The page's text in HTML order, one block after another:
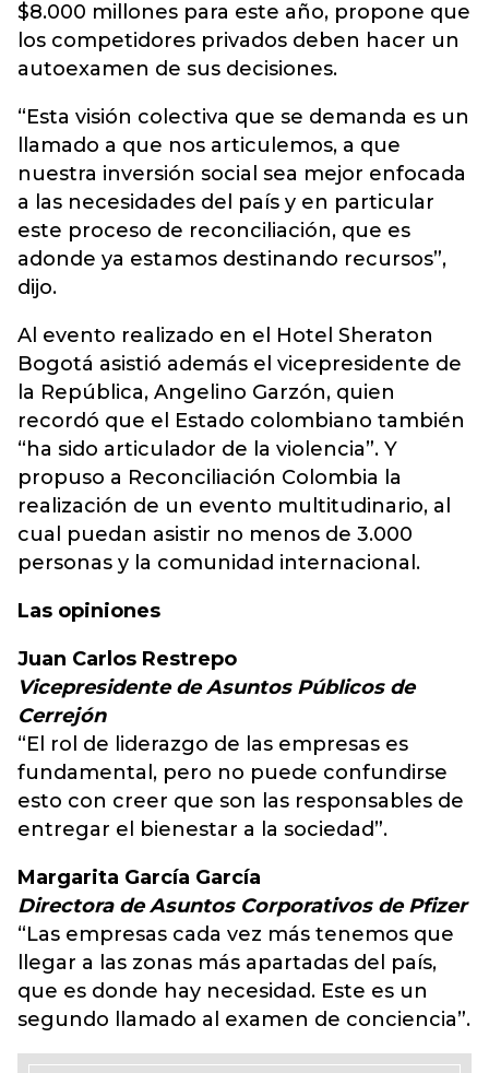
$8.000 millones para este año, propone que
los competidores privados deben hacer un
autoexamen de sus decisiones.
“Esta visión colectiva que se demanda es un
llamado a que nos articulemos, a que
nuestra inversión social sea mejor enfocada
a las necesidades del país y en particular
este proceso de reconciliación, que es
adonde ya estamos destinando recursos”,
dijo.
Al evento realizado en el Hotel Sheraton
Bogotá asistió además el vicepresidente de
la República, Angelino Garzón, quien
recordó que el Estado colombiano también
“ha sido articulador de la violencia”. Y
propuso a Reconciliación Colombia la
realización de un evento multitudinario, al
cual puedan asistir no menos de 3.000
personas y la comunidad internacional.
Las opiniones
Juan Carlos Restrepo
Vicepresidente de Asuntos Públicos de
Cerrejón
“El rol de liderazgo de las empresas es
fundamental, pero no puede confundirse
esto con creer que son las responsables de
entregar el bienestar a la sociedad”.
Margarita García García
Directora de Asuntos Corporativos de Pfizer
“Las empresas cada vez más tenemos que
llegar a las zonas más apartadas del país,
que es donde hay necesidad. Este es un
segundo llamado al examen de conciencia”.